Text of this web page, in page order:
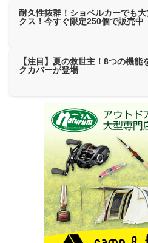
耐久性抜群！ショベルカーでも
クス！今すぐ限定250個で販売中
【注目】夏の救世主！8つの機
クカバーが登場